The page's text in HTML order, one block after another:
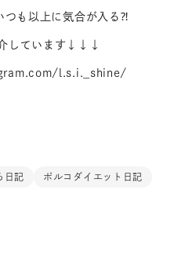
つも以上に気合が入る⁈
しています↓↓↓
l.s.i._shine/
日記 ポルコダイエット日記